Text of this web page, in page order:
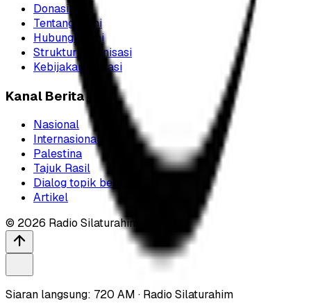
Donasi
Tentang kami
Hubungi kami
Struktur organisasi
Kebijakan privasi
Kanal Berita
Nasional
Internasional
Palestina
Tajuk Rasil
Dialog topik berita
Artikel
© 2026 Radio Silaturahim 720 AM
Siaran langsung: 720 AM · Radio Silaturahim